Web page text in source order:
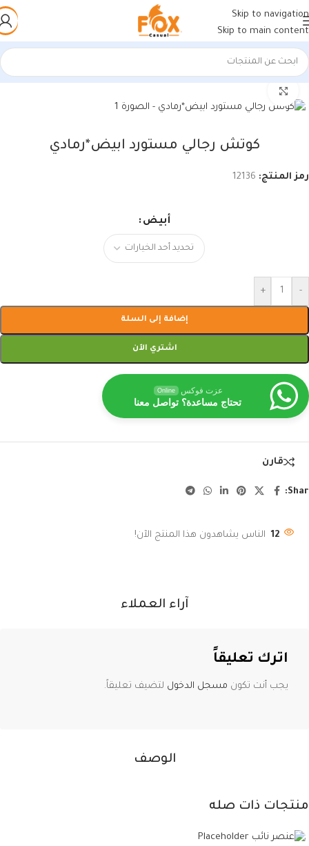
Skip to navigation
Skip to main content
الرئيسية/أحذية رجالي/كوتشي رجالي
كوتش رجالي مستورد ابيض*رمادي
رمز المنتج: 12136
أبيض
-
+
إضافة إلى السلة
اشتري الآن
عزت فوكس Online
تحتاج مساعدة؟ تواصل معنا
قارن
12 الناس يشاهدون هذا المنتج الآن!
الوصف
آراء العملاء
اترك تعليقاً
يجب أنت تكون مسجل الدخول لتضيف تعليقاً.
منتجات ذات صله